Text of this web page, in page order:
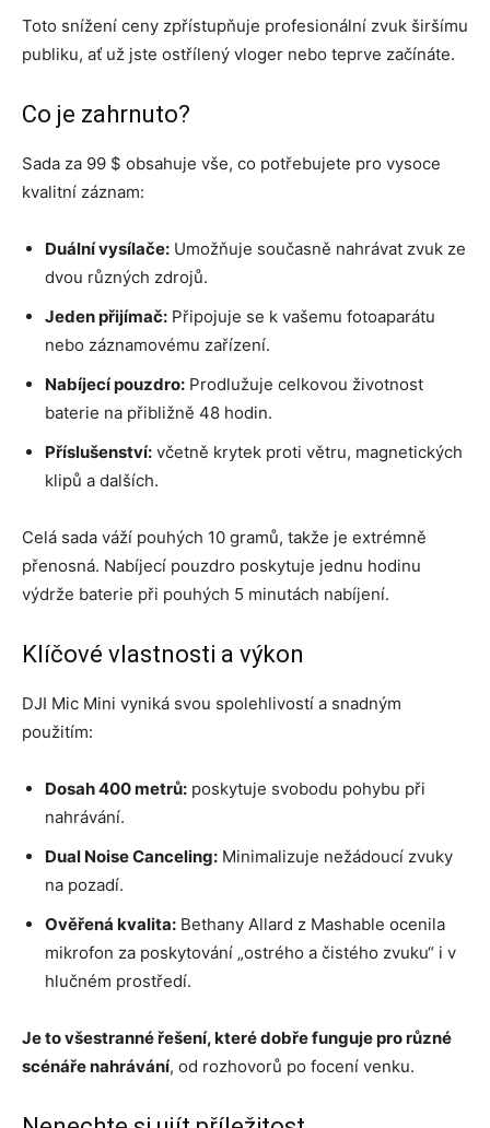
Toto snížení ceny zpřístupňuje profesionální zvuk širšímu
publiku, ať už jste ostřílený vloger nebo teprve začínáte.
Co je zahrnuto?
Sada za 99 $ obsahuje vše, co potřebujete pro vysoce
kvalitní záznam:
Duální vysílače: Umožňuje současně nahrávat zvuk ze
dvou různých zdrojů.
Jeden přijímač: Připojuje se k vašemu fotoaparátu
nebo záznamovému zařízení.
Nabíjecí pouzdro: Prodlužuje celkovou životnost
baterie na přibližně 48 hodin.
Příslušenství: včetně krytek proti větru, magnetických
klipů a dalších.
Celá sada váží pouhých 10 gramů, takže je extrémně
přenosná. Nabíjecí pouzdro poskytuje jednu hodinu
výdrže baterie při pouhých 5 minutách nabíjení.
Klíčové vlastnosti a výkon
DJI Mic Mini vyniká svou spolehlivostí a snadným
použitím:
Dosah 400 metrů: poskytuje svobodu pohybu při
nahrávání.
Dual Noise Canceling: Minimalizuje nežádoucí zvuky
na pozadí.
Ověřená kvalita: Bethany Allard z Mashable ocenila
mikrofon za poskytování „ostrého a čistého zvuku“ i v
hlučném prostředí.
Je to všestranné řešení, které dobře funguje pro různé
scénáře nahrávání, od rozhovorů po focení venku.